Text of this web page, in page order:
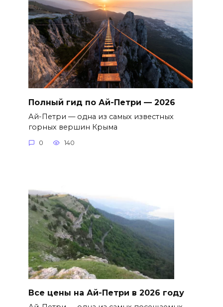
Полный гид по Ай-Петри — 2026
Ай-Петри — одна из самых известных
горных вершин Крыма
0 140
Все цены на Ай-Петри в 2026 году